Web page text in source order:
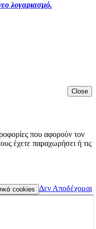
λογαριασμό.
Close
που αφορούν τον
έχετε παραχωρήσει ή τις
cookies Δεν Αποδέχομαι